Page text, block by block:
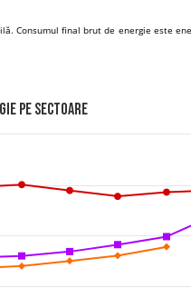
Consumul final brut de energie este
pe sectoare